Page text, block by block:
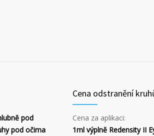
pod
pod očima
Cena odstranění
Cena za aplikaci:
1ml výplně Redensity II